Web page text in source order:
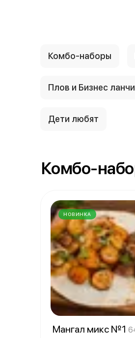
Комбо-наборы
Плов и Бизнес ланчи
Дети любят
Комбо-
НОВИНКА
Мангал микс №1